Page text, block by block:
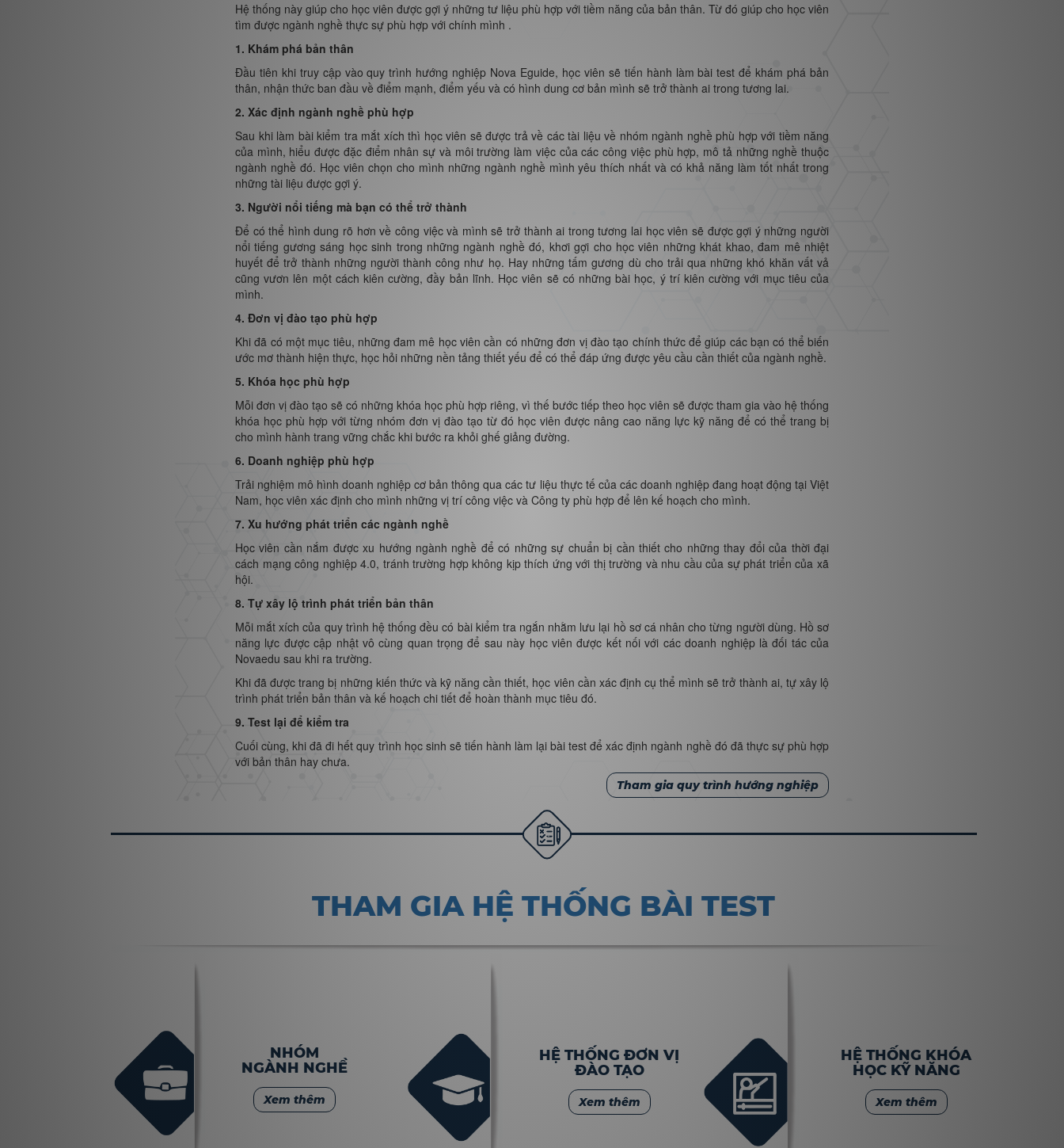
Hệ thống này giúp cho học viên được gợi ý những tư liệu phù hợp với tiềm năng của bản thân. Từ đó giúp cho học viên
tìm được ngành nghề thực sự phù hợp với chính mình .
1. Khám phá bản thân
Đầu tiên khi truy cập vào quy trình hướng nghiệp Nova Eguide, học viên sẽ tiến hành làm bài test để khám phá bản
thân, nhận thức ban đầu về điểm mạnh, điểm yếu và có hình dung cơ bản mình sẽ trở thành ai trong tương lai.
2. Xác định ngành nghề phù hợp
Sau khi làm bài kiểm tra mắt xích thì học viên sẽ được trả về các tài liệu về nhóm ngành nghề phù hợp với tiềm năng
của mình, hiểu được đặc điểm nhân sự và môi trường làm việc của các công việc phù hợp, mô tả những nghề thuộc
ngành nghề đó. Học viên chọn cho mình những ngành nghề mình yêu thích nhất và có khả năng làm tốt nhất trong
những tài liệu được gợi ý.
3. Người nổi tiếng mà bạn có thể trở thành
Để có thể hình dung rõ hơn về công việc và mình sẽ trở thành ai trong tương lai học viên sẽ được gợi ý những người
nổi tiếng gương sáng học sinh trong những ngành nghề đó, khơi gợi cho học viên những khát khao, đam mê nhiệt
huyết để trở thành những người thành công như họ. Hay những tấm gương dù cho trải qua những khó khăn vất vả
cũng vươn lên một cách kiên cường, đầy bản lĩnh. Học viên sẽ có những bài học, ý trí kiên cường với mục tiêu của
mình.
4. Đơn vị đào tạo phù hợp
Khi đã có một mục tiêu, những đam mê học viên cần có những đơn vị đào tạo chính thức để giúp các bạn có thể biến
ước mơ thành hiện thực, học hỏi những nền tảng thiết yếu để có thể đáp ứng được yêu cầu cần thiết của ngành nghề.
5. Khóa học phù hợp
Mỗi đơn vị đào tạo sẽ có những khóa học phù hợp riêng, vì thế bước tiếp theo học viên sẽ được tham gia vào hệ thống
khóa học phù hợp với từng nhóm đơn vị đào tạo từ đó học viên được nâng cao năng lực kỹ năng để có thể trang bị
cho mình hành trang vững chắc khi bước ra khỏi ghế giảng đường.
6. Doanh nghiệp phù hợp
Trải nghiệm mô hình doanh nghiệp cơ bản thông qua các tư liệu thực tế của các doanh nghiệp đang hoạt động tại Việt
Nam, học viên xác định cho mình những vị trí công việc và Công ty phù hợp để lên kế hoạch cho mình.
7. Xu hướng phát triển các ngành nghề
Học viên cần nắm được xu hướng ngành nghề để có những sự chuẩn bị cần thiết cho những thay đổi của thời đại
cách mạng công nghiệp 4.0, tránh trường hợp không kịp thích ứng với thị trường và nhu cầu của sự phát triển của xã
hội.
8. Tự xây lộ trình phát triển bản thân
Mỗi mắt xích của quy trình hệ thống đều có bài kiểm tra ngắn nhằm lưu lại hồ sơ cá nhân cho từng người dùng. Hồ sơ
năng lực được cập nhật vô cùng quan trọng để sau này học viên được kết nối với các doanh nghiệp là đối tác của
Novaedu sau khi ra trường.
Khi đã được trang bị những kiến thức và kỹ năng cần thiết, học viên cần xác định cụ thể mình sẽ trở thành ai, tự xây lộ
trình phát triển bản thân và kế hoạch chi tiết để hoàn thành mục tiêu đó.
9. Test lại để kiểm tra
Cuối cùng, khi đã đi hết quy trình học sinh sẽ tiến hành làm lại bài test để xác định ngành nghề đó đã thực sự phù hợp
với bản thân hay chưa.
Tham gia quy trình hướng nghiệp
THAM GIA HỆ THỐNG BÀI TEST
NHÓM
NGÀNH NGHỀ
Xem thêm
HỆ THỐNG ĐƠN VỊ
ĐÀO TẠO
Xem thêm
HỆ THỐNG KHÓA
HỌC KỸ NĂNG
Xem thêm